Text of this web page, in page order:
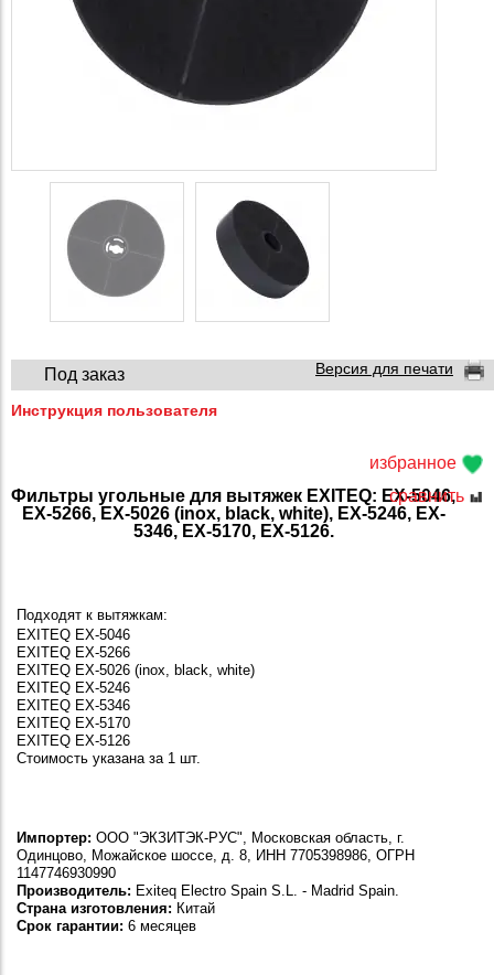
избранное
сравнить
Под заказ Версия для печати
Инструкция пользователя
Фильтры угольные для вытяжек EXITEQ: EX-5046,
EX-5266, EX-5026 (inox, black, white), EX-5246, EX-
5346, EX-5170, EX-5126.
Подходят к вытяжкам:
EXITEQ EX-5046
EXITEQ EX-5266
EXITEQ EX-5026 (inox, black, white)
EXITEQ EX-5246
EXITEQ EX-5346
EXITEQ EX-5170
EXITEQ EX-5126
Стоимость указана за 1 шт.
Импортер: ООО "ЭКЗИТЭК-РУС", Московская область, г.
Одинцово, Можайское шоссе, д. 8, ИНН 7705398986, ОГРН
1147746930990
Производитель: Exiteq Electro Spain S.L. - Madrid Spain.
Страна изготовления: Китай
Срок гарантии: 6 месяцев